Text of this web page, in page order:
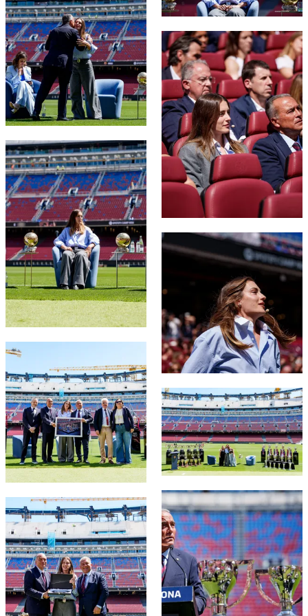
FC Barcelona club badge
FC Barcelona club badge
FC Barcelona club badge
FC Barcelona club badge
FC Barcelona club badge
FC Barcelona club badge
FC Barcelona club badge